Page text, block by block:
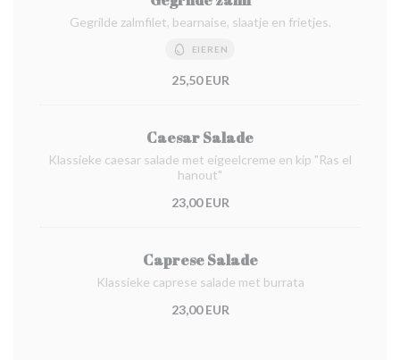
Gegrilde zalmfilet, bearnaise, slaatje en frietjes.
EIEREN
25,50 EUR
Caesar Salade
Klassieke caesar salade met eigeelcreme en kip "Ras el
hanout"
23,00 EUR
Caprese Salade
Klassieke caprese salade met burrata
23,00 EUR